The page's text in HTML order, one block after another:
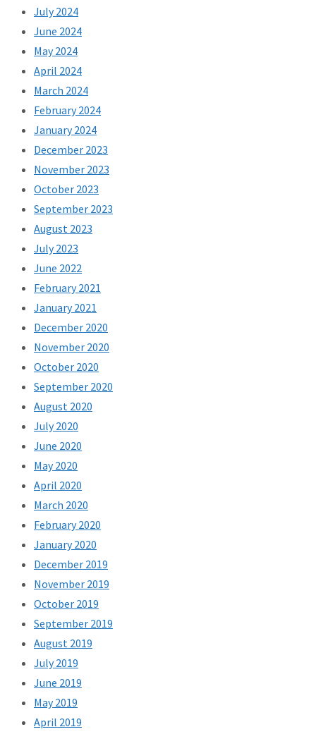
July 2024
June 2024
May 2024
April 2024
March 2024
February 2024
January 2024
December 2023
November 2023
October 2023
September 2023
August 2023
July 2023
June 2022
February 2021
January 2021
December 2020
November 2020
October 2020
September 2020
August 2020
July 2020
June 2020
May 2020
April 2020
March 2020
February 2020
January 2020
December 2019
November 2019
October 2019
September 2019
August 2019
July 2019
June 2019
May 2019
April 2019